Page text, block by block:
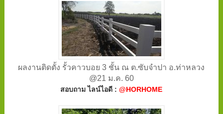
ผลงานติดตั้ง รั้วคาวบอย 3 ชั้น ณ ต.ซับจำปา อ.ท่าหลวง
@21 ม.ค. 60
สอบถาม ไลน์ไอดี :@HORHOME